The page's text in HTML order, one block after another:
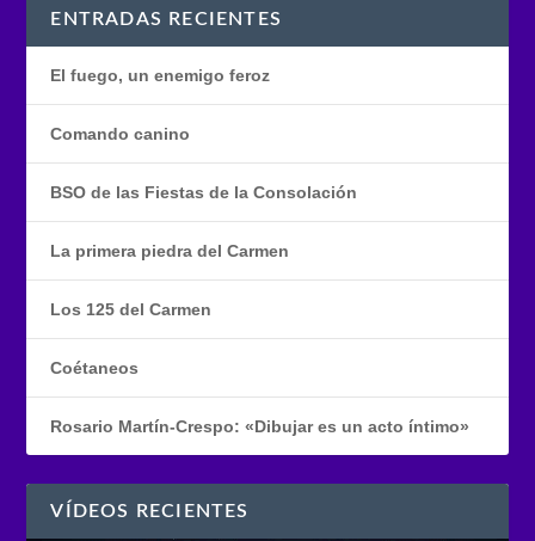
ENTRADAS RECIENTES
El fuego, un enemigo feroz
Comando canino
BSO de las Fiestas de la Consolación
La primera piedra del Carmen
Los 125 del Carmen
Coétaneos
Rosario Martín-Crespo: «Dibujar es un acto íntimo»
VÍDEOS RECIENTES